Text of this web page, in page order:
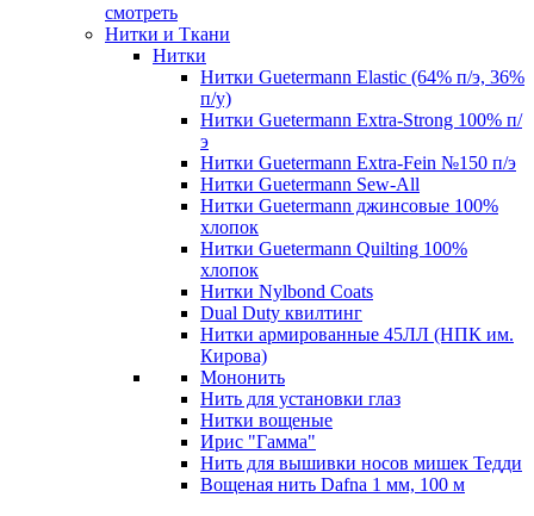
смотреть
Нитки и Ткани
Нитки
Нитки Guetermann Elastic (64% п/э, 36%
п/у)
Нитки Guetermann Extra-Strong 100% п/
э
Нитки Guetermann Extra-Fein №150 п/э
Нитки Guetermann Sew-All
Нитки Guetermann джинсовые 100%
хлопок
Нитки Guetermann Quilting 100%
хлопок
Нитки Nylbond Coats
Dual Duty квилтинг
Нитки армированные 45ЛЛ (НПК им.
Кирова)
Мононить
Нить для установки глаз
Нитки вощеные
Ирис "Гамма"
Нить для вышивки носов мишек Тедди
Вощеная нить Dafna 1 мм, 100 м